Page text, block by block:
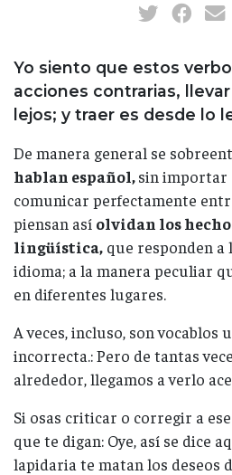
Yo siento que estos
acciones contrarias,
lejos; y traer es desde lo
De manera general se
hablan español,sin importar
comunicar perfectamente
piensan así olvidan los
lingüística, que responden a
idioma; a la manera peculiar
en diferentes lugares.
A veces, incluso, son vocablos
incorrecta.: Pero de tantas
alrededor, llegamos a verlo
Si osas criticar o corregir a
que te digan: Oye, así se dice
lapidaria te matan los deseos